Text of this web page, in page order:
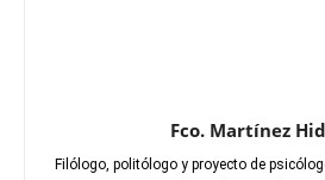
Fco. Martínez
Filólogo, politólogo y proyecto de